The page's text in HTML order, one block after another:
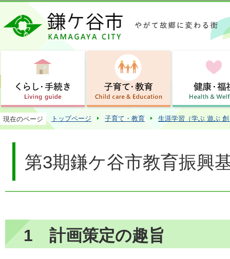
この
現在のページ トップページ 子育て・教育 生涯学習（学ぶ 遊ぶ
第3期鎌ケ谷市教育振興
1 計画策定の趣旨